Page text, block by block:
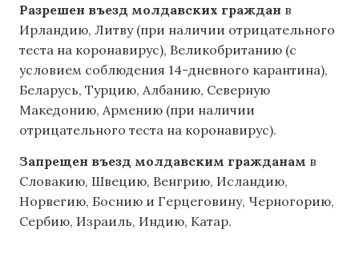
Разрешен въезд молдавских граждан в
Ирландию, Литву (при наличии отрицательного
теста на коронавирус), Великобританию (с
условием соблюдения 14-дневного карантина),
Беларусь, Турцию, Албанию, Северную
Македонию, Армению (при наличии
отрицательного теста на коронавирус).
Запрещен въезд молдавским гражданам в
Словакию, Швецию, Венгрию, Исландию,
Норвегию, Боснию и Герцеговину, Черногорию,
Сербию, Израиль, Индию, Катар.